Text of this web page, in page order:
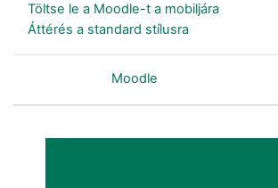
Töltse le a Moodle-t a mobiljára
Áttérés a standard stílusra
Moodle